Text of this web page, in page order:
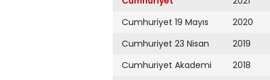
Cumhuriyet 19 Mayıs
Cumhuriyet 23 Nisan
Cumhuriyet Akademi
2020
2019
2018